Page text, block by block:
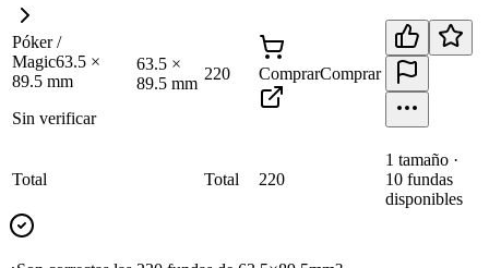
Póker /
Magic63.5 ×
89.5 mm
Sin verificar
63.5 ×
89.5 mm
220 ComprarComprar
Total Total 220
1 tamaño ·
10 fundas
disponibles